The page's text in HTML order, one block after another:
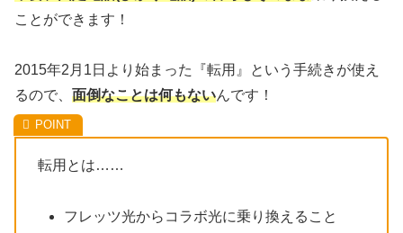
ことができます！
2015年2月1日より始まった『転用』という手続きが使え
るので、 面倒なことは何もないんです！
転用とは……
フレッツ光からコラボ光に乗り換えること